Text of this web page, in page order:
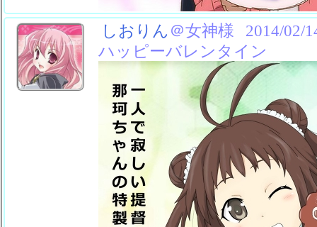
しおりん ＠女神様
2014/02/
ハッピーバレンタイン